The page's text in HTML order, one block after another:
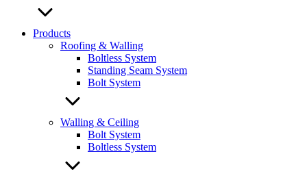
Products
Roofing & Walling
Boltless System
Standing Seam System
Bolt System
Walling & Ceiling
Bolt System
Boltless System